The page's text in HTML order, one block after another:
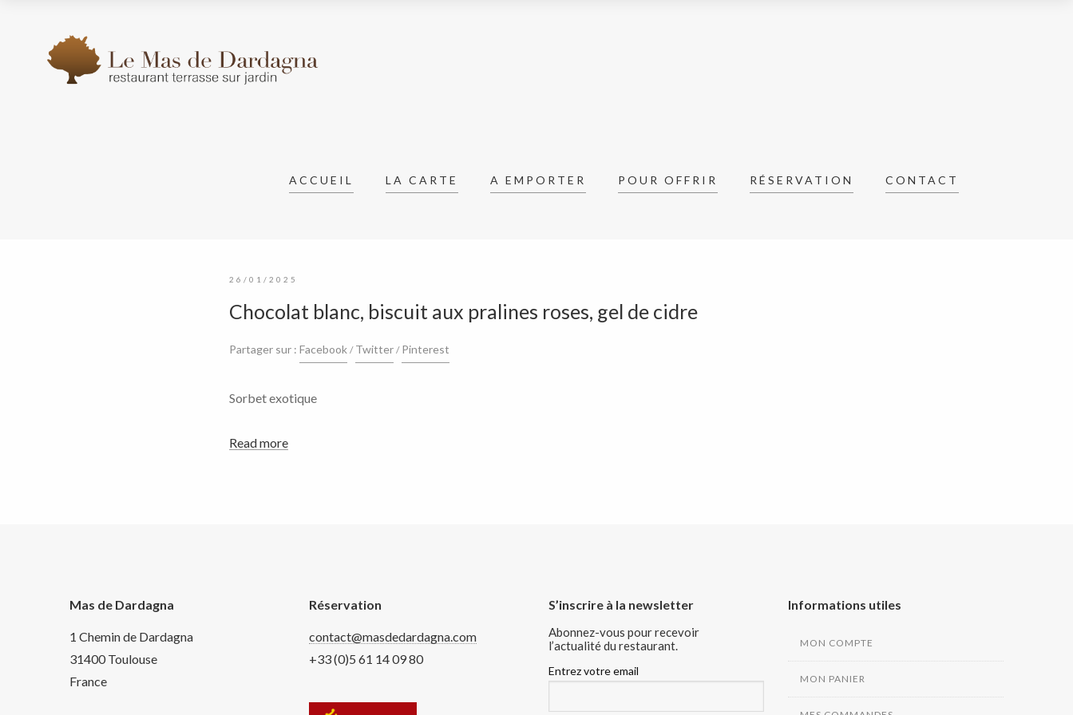
ACCUEIL LA CARTE A EMPORTER POUR OFFRIR RÉSERVATION CONTACT
Categories : Dessert
26/01/2025
Chocolat blanc, biscuit aux pralines roses, gel de cidre
Partager sur : Facebook Twitter Pinterest
Sorbet exotique
Read more
Mas de Dardagna
1 Chemin de Dardagna
31400 Toulouse
France
Réservation
contact@masdedardagna.com
+33 (0)5 61 14 09 80
S’inscrire à la newsletter
Abonnez-vous pour recevoir
l’actualité du restaurant.
Entrez votre email
Informations utiles
MON COMPTE
MON PANIER